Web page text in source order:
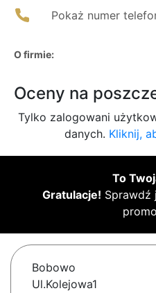
Pokaż numer
O firmie:
Oceny na
Tylko zalogowani
danych. Kliknij,
To
Gratulacje! Sprawdź
Bobowo
Ul.Kolejowa1